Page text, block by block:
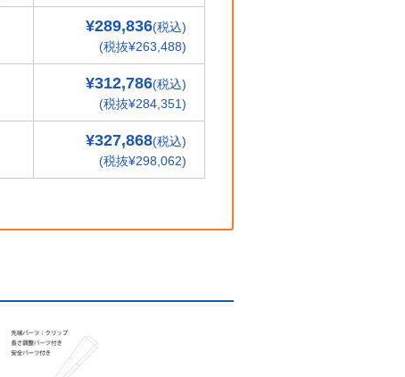
¥289,836(税込)
(税抜¥263,488)
¥312,786(税込)
(税抜¥284,351)
¥327,868(税込)
(税抜¥298,062)